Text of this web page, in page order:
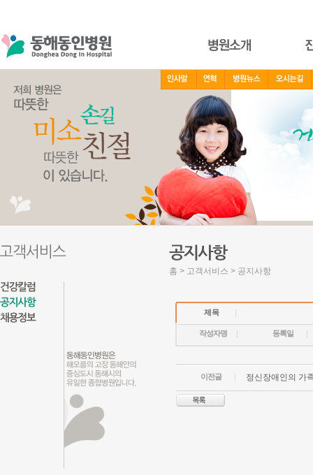
홈 > 고객서비스 > 공지사항
제목
작성자명 등록일
이전글 정신장애인의 가